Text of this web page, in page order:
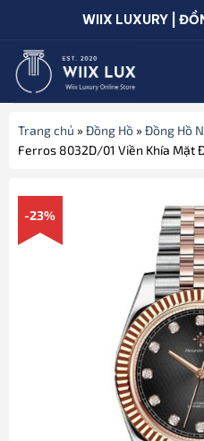
dung
WIIX LUXURY |
Trang chủ » Đồng Hồ» Đồng Hồ
Ferros 8032D/01 Viền Khía Mặt
-23%